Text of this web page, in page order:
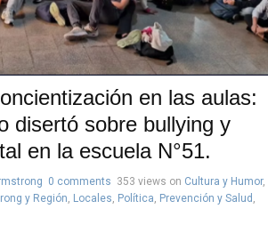
en las aulas:
disertó sobre bullying y
en la escuela N°51.
0 comments 353 views on Cultura y Humor,
y Región, Locales, Política, Prevención y Salud ,